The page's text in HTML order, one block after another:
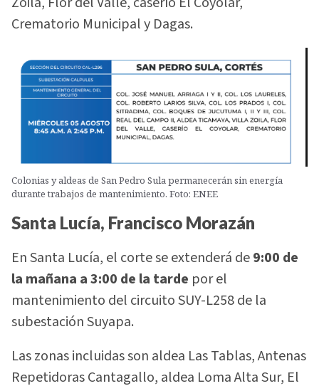
Crematorio Municipal y Dagas.
Colonias y aldeas de San Pedro Sula permanecerán sin energía
durante trabajos de mantenimiento. Foto: ENEE
Santa Lucía, Francisco Morazán
En Santa Lucía, el corte se extenderá de9:00 de
la mañana a 3:00 de la tarde por el
mantenimiento del circuito SUY-L258 de la
subestación Suyapa.
Las zonas incluidas son aldea Las Tablas, Antenas
Repetidoras Cantagallo, aldea Loma Alta Sur, El